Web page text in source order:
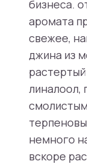
бизнеса.
аромата
свежее,
джина из
линалоол,
немного
вскоре